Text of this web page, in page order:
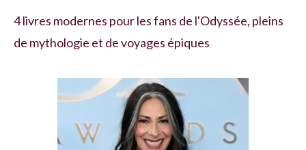
4 livres modernes pour les fans de l'Odyssée, pleins
de mythologie et de voyages épiques